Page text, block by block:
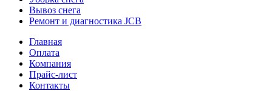
Вывоз снега
Ремонт и диагностика JCB
Главная
Оплата
Компания
Прайс-лист
Контакты